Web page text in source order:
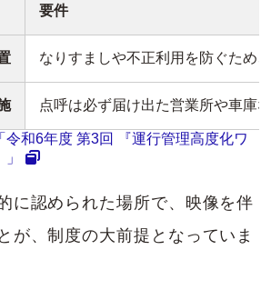
要件
なりすましや不正利用を防ぐため
点呼は必ず届け出た営業所や車庫
令和6年度 第3回 『運行管理高度化ワ
に認められた場所で、映像を伴
が、制度の大前提となっていま